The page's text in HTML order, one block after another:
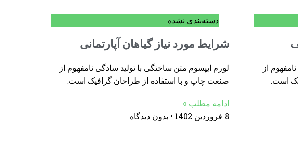
از
است.
دسته‌بندی نشده
شرایط مورد نیاز گیاهان آپارتمانی
لورم ایپسوم متن ساختگی با تولید سادگی نامفهوم از
صنعت چاپ و با استفاده از طراحان گرافیک است.
ادامه مطلب »
8 فروردین 1402 بدون دیدگاه